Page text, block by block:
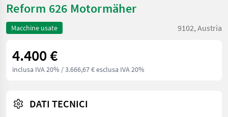
Reform 626 Motormäher
Macchine usate 9102, Austria
4.400 €
inclusa IVA 20% / 3.666,67 € esclusa IVA 20%
DATI TECNICI